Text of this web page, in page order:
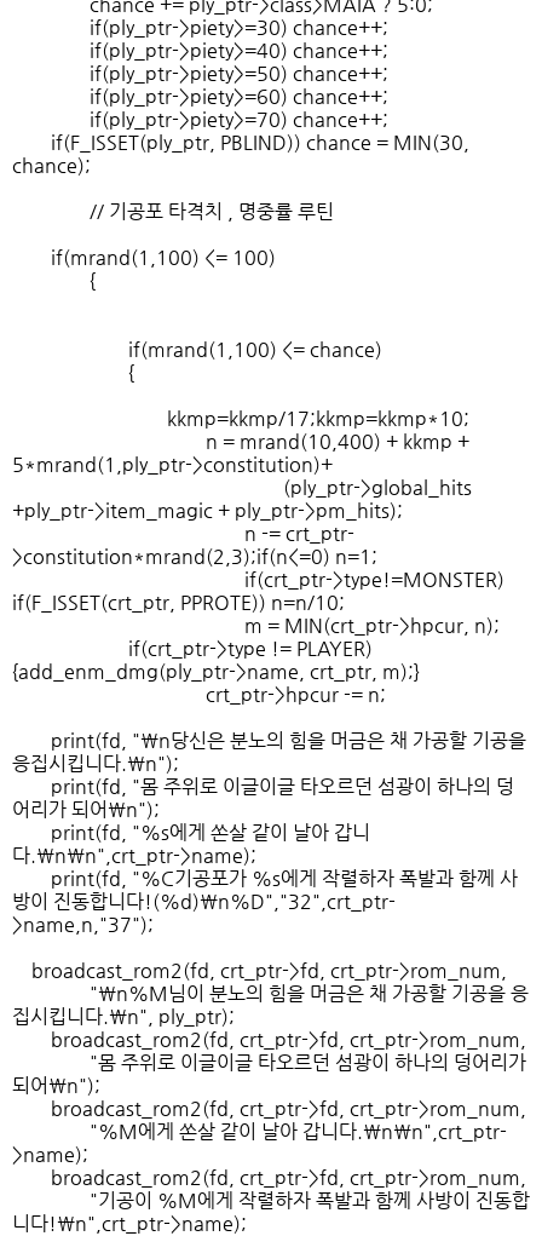
if(ply_ptr->piety>=30) chance++;
if(ply_ptr->piety>=40) chance++;
if(ply_ptr->piety>=50) chance++;
if(ply_ptr->piety>=60) chance++;
if(ply_ptr->piety>=70) chance++;
if(F_ISSET(ply_ptr, PBLIND)) chance = MIN(30,
chance);
// 기공포 타격치 , 명중률 루틴
if(mrand(1,100) <= 100)
{
if(mrand(1,100) <= chance)
{
kkmp=kkmp/17;kkmp=kkmp*10;
n = mrand(10,400) + kkmp +
5*mrand(1,ply_ptr->constitution)+
(ply_ptr->global_hits
+ply_ptr->item_magic + ply_ptr->pm_hits);
n -= crt_ptr-
>constitution*mrand(2,3);if(n<=0) n=1;
if(crt_ptr->type!=MONSTER)
if(F_ISSET(crt_ptr, PPROTE)) n=n/10;
m = MIN(crt_ptr->hpcur, n);
if(crt_ptr->type != PLAYER)
{add_enm_dmg(ply_ptr->name, crt_ptr, m);}
crt_ptr->hpcur -= n;
print(fd, "\n당신은 분노의 힘을 머금은 채 가공할 기공을
응집시킵니다.\n");
print(fd, "몸 주위로 이글이글 타오르던 섬광이 하나의 덩
어리가 되어\n");
print(fd, "%s에게 쏜살 같이 날아 갑니
다.\n\n",crt_ptr->name);
print(fd, "%C기공포가 %s에게 작렬하자 폭발과 함께 사
방이 진동합니다!(%d)\n%D","32",crt_ptr-
>name,n,"37");
broadcast_rom2(fd, crt_ptr->fd, crt_ptr->rom_num,
"\n%M님이 분노의 힘을 머금은 채 가공할 기공을 응
집시킵니다.\n", ply_ptr);
broadcast_rom2(fd, crt_ptr->fd, crt_ptr->rom_num,
"몸 주위로 이글이글 타오르던 섬광이 하나의 덩어리가
되어\n");
broadcast_rom2(fd, crt_ptr->fd, crt_ptr->rom_num,
"%M에게 쏜살 같이 날아 갑니다.\n\n",crt_ptr-
>name);
broadcast_rom2(fd, crt_ptr->fd, crt_ptr->rom_num,
"기공이 %M에게 작렬하자 폭발과 함께 사방이 진동합
니다!\n",crt_ptr->name);